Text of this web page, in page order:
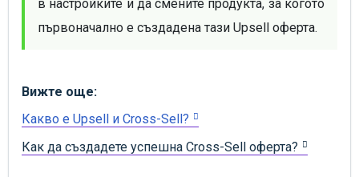
в настройките и да смените продукта, за когото
първоначално е създадена тази Upsell оферта.
Вижте още:
Какво е Upsell и Cross-Sell?
Как да създадете успешна Cross-Sell оферта?